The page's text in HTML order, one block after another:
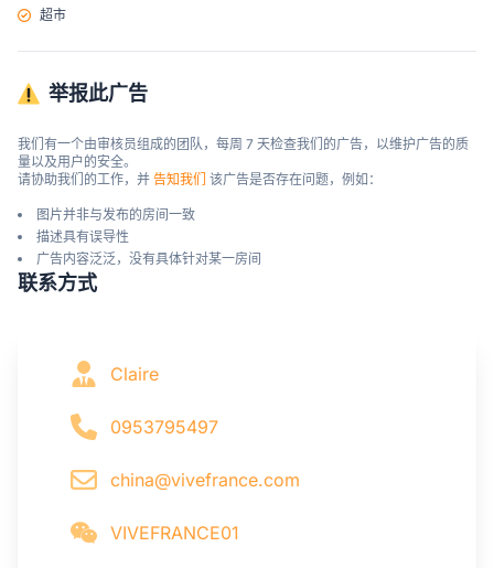
超市
举报此广告
我们有一个由审核员组成的团队，每周 7 天检查我们的广告，以维护广告的质
量以及用户的安全。
请协助我们的工作，并 告知我们 该广告是否存在问题，例如：
图片并非与发布的房间一致
描述具有误导性
广告内容泛泛，没有具体针对某一房间
联系方式
Claire
0953795497
china@vivefrance.com
VIVEFRANCE01